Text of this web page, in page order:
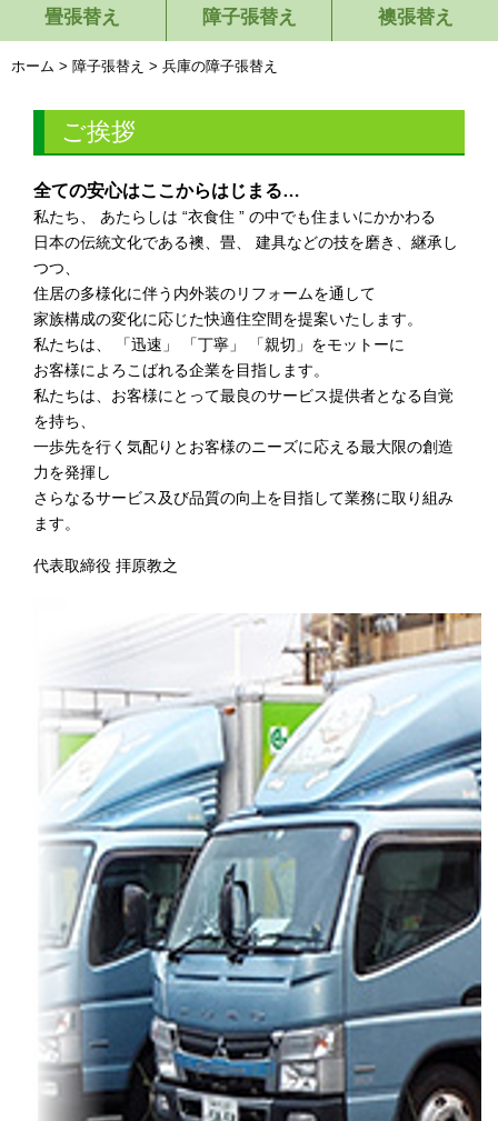
畳張替え 障子張替え 襖張替え
ホーム > 障子張替え > 兵庫の障子張替え
ご挨拶
全ての安心はここからはじまる…
私たち、 あたらしは “衣食住 ” の中でも住まいにかかわる
日本の伝統文化である襖、畳、 建具などの技を磨き、継承し
つつ、
住居の多様化に伴う内外装のリフォームを通して
家族構成の変化に応じた快適住空間を提案いたします。
私たちは、 「迅速」 「丁寧」 「親切」をモットーに
お客様によろこばれる企業を目指します。
私たちは、お客様にとって最良のサービス提供者となる自覚
を持ち、
一歩先を行く気配りとお客様のニーズに応える最大限の創造
力を発揮し
さらなるサービス及び品質の向上を目指して業務に取り組み
ます。
代表取締役 拝原教之